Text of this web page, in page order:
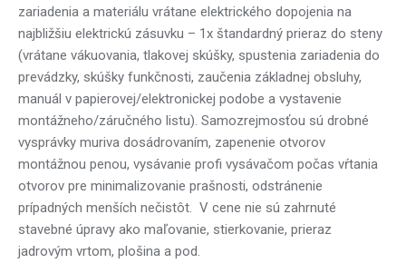
zariadenia a materiálu vrátane elektrického dopojenia na
najbližšiu elektrickú zásuvku – 1x štandardný prieraz do steny
(vrátane vákuovania, tlakovej skúšky, spustenia zariadenia do
prevádzky, skúšky funkčnosti, zaučenia základnej obsluhy,
manuál v papierovej/elektronickej podobe a vystavenie
montážneho/záručného listu). Samozrejmosťou sú drobné
vysprávky muriva dosádrovaním, zapenenie otvorov
montážnou penou, vysávanie profi vysávačom počas vŕtania
otvorov pre minimalizovanie prašnosti, odstránenie
prípadných menších nečistôt. V cene nie sú zahrnuté
stavebné úpravy ako maľovanie, stierkovanie, prieraz
jadrovým vrtom, plošina a pod.